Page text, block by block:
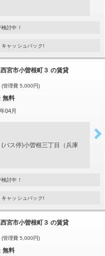
検討中！
キャッシュバック!
宮市小曽根町３ の賃貸
(管理費 5,000円)
無料
04月
(バス停)小曽根三丁目（兵庫
検討中！
キャッシュバック!
宮市小曽根町３ の賃貸
(管理費 5,000円)
無料